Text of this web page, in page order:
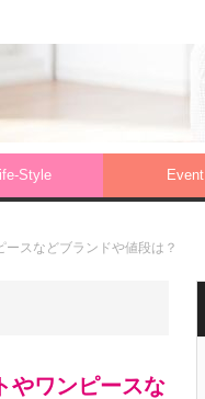
Event
スなどブランドや値段は？
やワンピースな